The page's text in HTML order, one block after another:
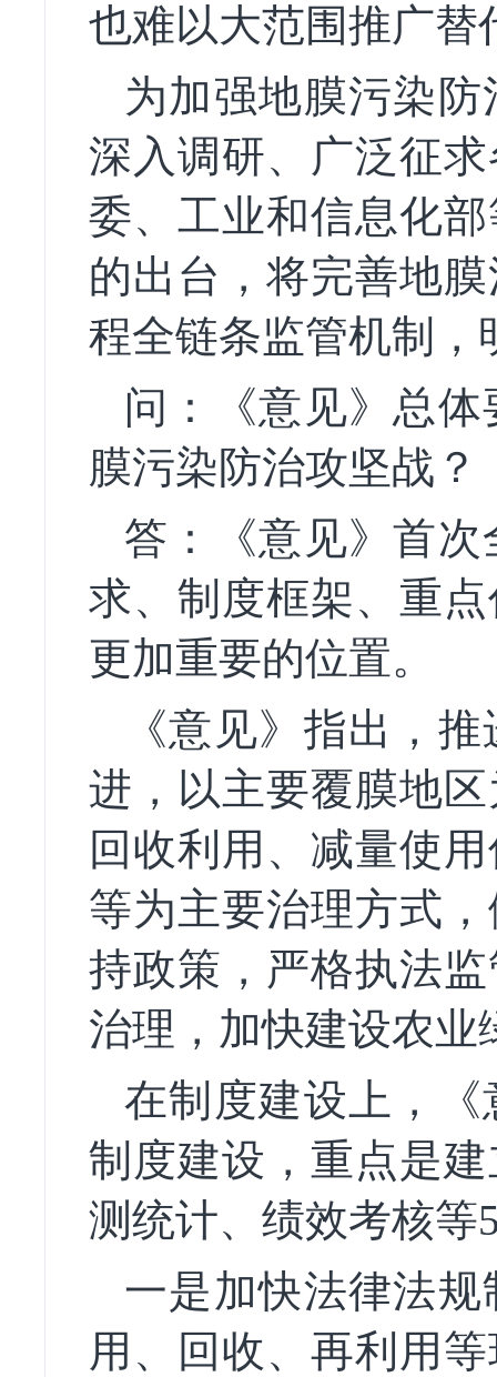
也难以大范围推广替
为加强地膜污染
深入调研、广泛征
委、工业和信息化
的出台，将完善地
程全链条监管机制，
问：《意见》总
膜污染防治攻坚战？
答：《意见》首
求、制度框架、重
更加重要的位置。
《意见》指出，
进，以主要覆膜地
回收利用、减量使
等为主要治理方式
持政策，严格执法
治理，加快建设农业
在制度建设上，
制度建设，重点是
测统计、绩效考核等
一是加快法律法
用、回收、再利用